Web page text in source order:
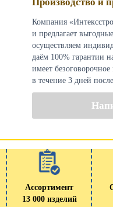
Компания
и предлагает
осуществляем
даём 100% гарантии
имеет
в течение 3 дней
Ассортимент
13 000 изделий